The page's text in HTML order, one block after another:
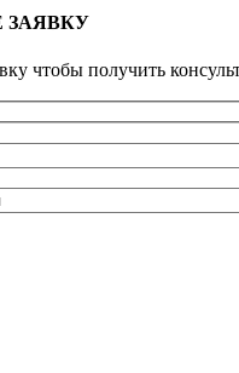
ЗАЯВКУ
чтобы получить